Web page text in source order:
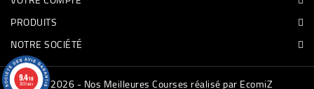
PRODUITS
NOTRE SOCIÉTÉ
© 2026 - Nos Meilleures Courses réalisé par EcomiZ
9.4/10
3337 avis